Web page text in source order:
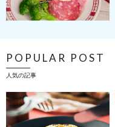
POPULAR POST
人気の記事